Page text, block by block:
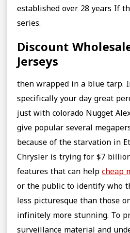
established over 28 years If
series.
Discount
Jerseys
then wrapped in a blue tarp.
specifically your day great
just with colorado Nugget
give popular several
because of the starvation in
Chrysler is trying for $7
features that can help cheap
or the public to identify who
less picturesque than those
infinitely more stunning. To
surveillance material and